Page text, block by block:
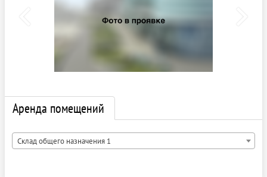
Аренда помещений
Склад общего назначения 1